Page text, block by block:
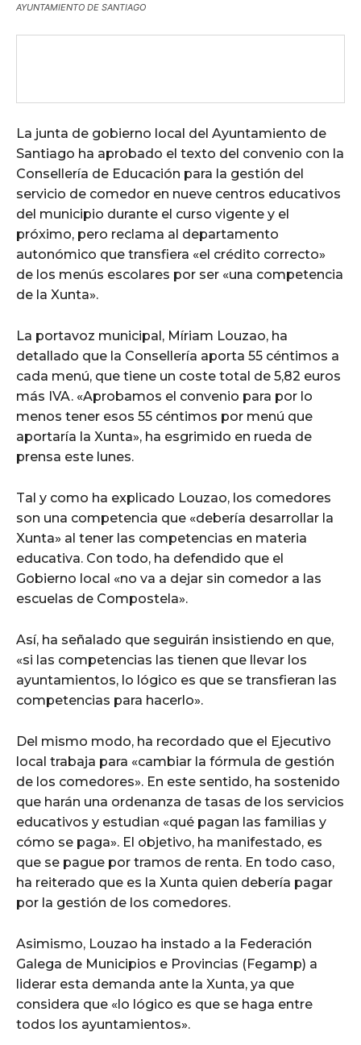
AYUNTAMIENTO DE SANTIAGO
La junta de gobierno local del Ayuntamiento de
Santiago ha aprobado el texto del convenio con la
Consellería de Educación para la gestión del
servicio de comedor en nueve centros educativos
del municipio durante el curso vigente y el
próximo, pero reclama al departamento
autonómico que transfiera «el crédito correcto»
de los menús escolares por ser «una competencia
de la Xunta».
La portavoz municipal, Míriam Louzao, ha
detallado que la Consellería aporta 55 céntimos a
cada menú, que tiene un coste total de 5,82 euros
más IVA. «Aprobamos el convenio para por lo
menos tener esos 55 céntimos por menú que
aportaría la Xunta», ha esgrimido en rueda de
prensa este lunes.
Tal y como ha explicado Louzao, los comedores
son una competencia que «debería desarrollar la
Xunta» al tener las competencias en materia
educativa. Con todo, ha defendido que el
Gobierno local «no va a dejar sin comedor a las
escuelas de Compostela».
Así, ha señalado que seguirán insistiendo en que,
«si las competencias las tienen que llevar los
ayuntamientos, lo lógico es que se transfieran las
competencias para hacerlo».
Del mismo modo, ha recordado que el Ejecutivo
local trabaja para «cambiar la fórmula de gestión
de los comedores». En este sentido, ha sostenido
que harán una ordenanza de tasas de los servicios
educativos y estudian «qué pagan las familias y
cómo se paga». El objetivo, ha manifestado, es
que se pague por tramos de renta. En todo caso,
ha reiterado que es la Xunta quien debería pagar
por la gestión de los comedores.
Asimismo, Louzao ha instado a la Federación
Galega de Municipios e Provincias (Fegamp) a
liderar esta demanda ante la Xunta, ya que
considera que «lo lógico es que se haga entre
todos los ayuntamientos».